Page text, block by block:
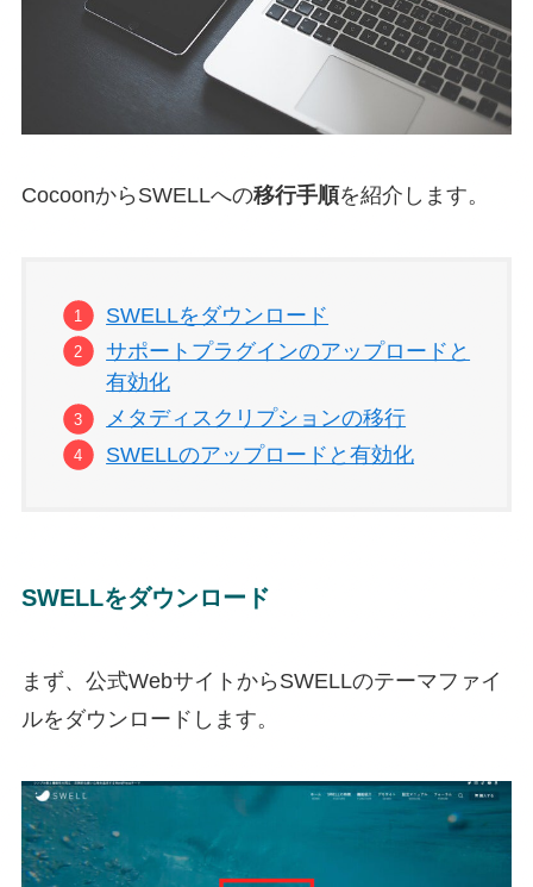
CocoonからSWELLへの移行手順を紹介します。
SWELLをダウンロード
サポートプラグインのアップロードと
有効化
メタディスクリプションの移行
SWELLのアップロードと有効化
SWELLをダウンロード
まず、公式WebサイトからSWELLのテーマファイ
ルをダウンロードします。